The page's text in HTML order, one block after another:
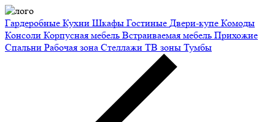
Гардеробные Кухни Шкафы Гостиные Двери-купе Комоды
Консоли Корпусная мебель Встраиваемая мебель Прихожие
Спальни Рабочая зона Стеллажи ТВ зоны Тумбы